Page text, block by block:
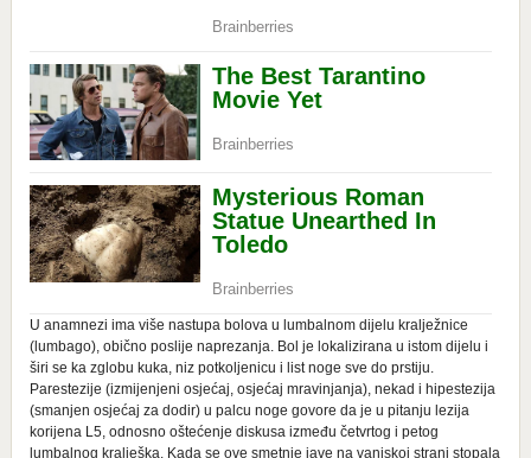
U anamnezi ima više nastupa bolova u lumbalnom dijelu kralježnice
(lumbago), obično poslije naprezanja. Bol je lokalizirana u istom dijelu i
širi se ka zglobu kuka, niz potkoljenicu i list noge sve do prstiju.
Parestezije (izmijenjeni osjećaj, osjećaj mravinjanja), nekad i hipestezija
(smanjen osjećaj za dodir) u palcu noge govore da je u pitanju lezija
korijena L5, odnosno oštećenje diskusa između četvrtog i petog
lumbalnog kralješka. Kada se ove smetnje jave na vanjskoj strani stopala